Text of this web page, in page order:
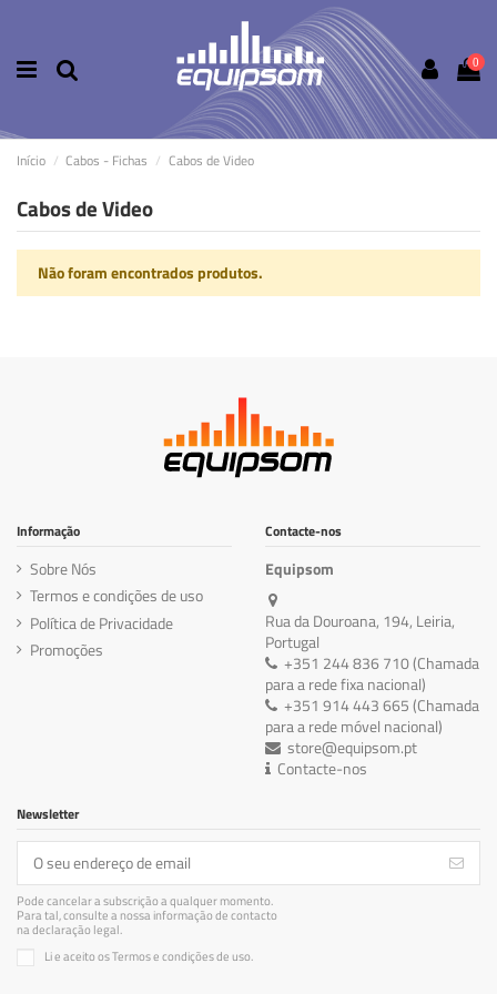
0
Início Cabos - Fichas Cabos de Video
Cabos de Video
Não foram encontrados produtos.
Informação
Sobre Nós
Termos e condições de uso
Política de Privacidade
Promoções
Contacte-nos
Equipsom
Rua da Douroana, 194, Leiria,
Portugal
+351 244 836 710 (Chamada
para a rede fixa nacional)
+351 914 443 665 (Chamada
para a rede móvel nacional)
store@equipsom.pt
Contacte-nos
Newsletter
Pode cancelar a subscrição a qualquer momento.
Para tal, consulte a nossa informação de contacto
na declaração legal.
Li e aceito os Termos e condições de uso.